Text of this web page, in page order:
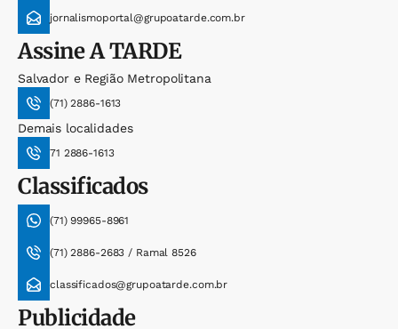
jornalismoportal@grupoatarde.com.br
AssineA TARDE
Salvador e Região Metropolitana
(71) 2886-1613
Demais localidades
71 2886-1613
Classificados
(71) 99965-8961
(71) 2886-2683 / Ramal 8526
classificados@grupoatarde.com.br
Publicidade